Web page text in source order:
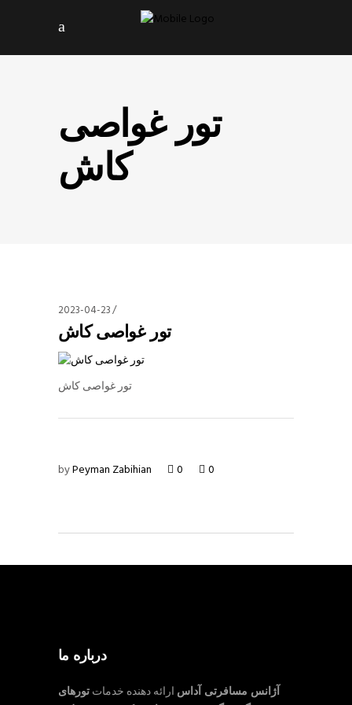
تور غواصی
کاش
2023-04-23
تور غواصی کاش
تور غواصی کاش
byPeyman Zabihian 0 0
درباره ما
آژانس مسافرتی آداس ارائه دهنده خدماتتورهای